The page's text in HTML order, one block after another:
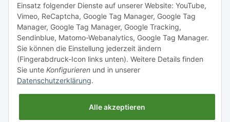
Informationen
Gesetzliche Informationen
Einsatz folgender Dienste auf unserer Website: YouTube,
Vimeo, ReCaptcha, Google Tag Manager, Google Tag
Manager, Google Tag Manager, Google Tracking,
Sendinblue, Matomo-Webanalytics, Google Tag Manager.
Sie können die Einstellung jederzeit ändern
(Fingerabdruck-Icon links unten). Weitere Details finden
Sie unte Konfigurieren und in unserer
Datenschutzerklärung.
Alle akzeptieren